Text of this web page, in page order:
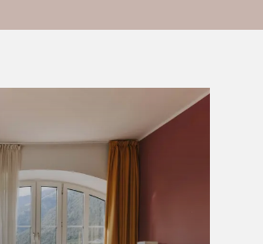
Hundeknigge & Gelbe Schleife